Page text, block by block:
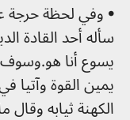
• وفي لحظة حرجة
سأله أحد القادة
يسوع أنا
يمين القوة
الكهنة ثيابه